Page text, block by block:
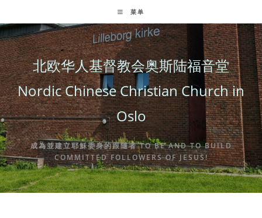
to
content
菜单
北欧华人基督教会奥斯陆福音堂
Nordic Chinese Christian Church in
Oslo
成為並建立耶穌委身的跟隨者 TO BE AND TO BUILD
COMMITTED FOLLOWERS OF JESUS!